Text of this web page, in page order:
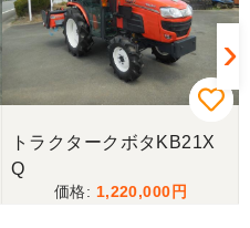
している時に偶然大きさ稼
ので決めました、その後は
討してましたが何度かやり
でしたのでコンバインの写
ていただきました、まだ実
認などして問題はなさそう
みです、ありがとう御座い
トラクタークボタKB21X
Q
1,220,000